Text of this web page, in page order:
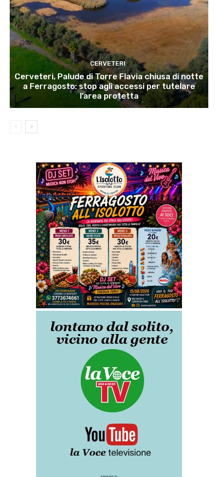
CERVETERI
Cerveteri, Palude di Torre Flavia chiusa di notte
a Ferragosto: stop agli accessi per tutelare
l’area protetta